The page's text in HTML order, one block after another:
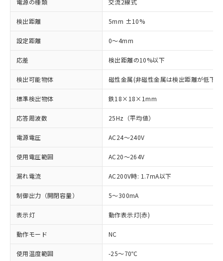
電源の種類 交流2線式
検出距離 5mm ±10%
設定距離 0～4mm
応差 検出距離の10%以下
検出可能物体 磁性金属(非磁性金属は検出距離が低下
標準検出物体 鉄18×18×1mm
応答周波数 25Hz（平均値）
電源電圧 AC24～240V
使用電圧範囲 AC20～264V
漏れ電流 AC200V時: 1.7mA以下
制御出力（開閉容量） 5～300mA
表示灯 動作表示灯(赤)
動作モード NC
使用温度範囲 -25～70℃
対応済み：EU RoHS指令（10物質）の
非含有に対応した製品が提供可能な商品で
す。